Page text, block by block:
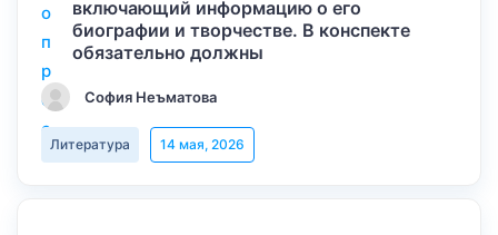
включающий информацию о его
биографии и творчестве. В конспекте
обязательно должны
София Неъматова
Литература 14 мая, 2026